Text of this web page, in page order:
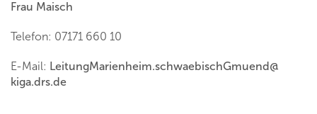
Frau Maisch
Telefon: 07171 660 10
E-Mail: LeitungMarienheim.schwaebischGmuend@
kiga.drs.de